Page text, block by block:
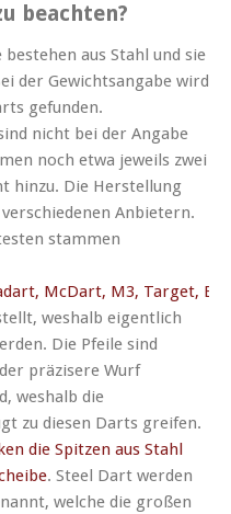
beachten?
aus Stahl und sie
der Gewichtsangabe wird
gefunden.
nicht bei der Angabe
noch etwa jeweils zwei
hinzu. Die Herstellung
Anbietern.
stammen
McDart, M3, Target,
weshalb eigentlich
Die Pfeile sind
präzisere Wurf
weshalb die
zu diesen Darts greifen.
die Spitzen aus Stahl
. Steel Dart werden
welche die großen